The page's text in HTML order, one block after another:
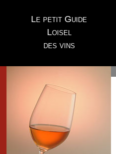
Le petit Guide
Loisel
des vins